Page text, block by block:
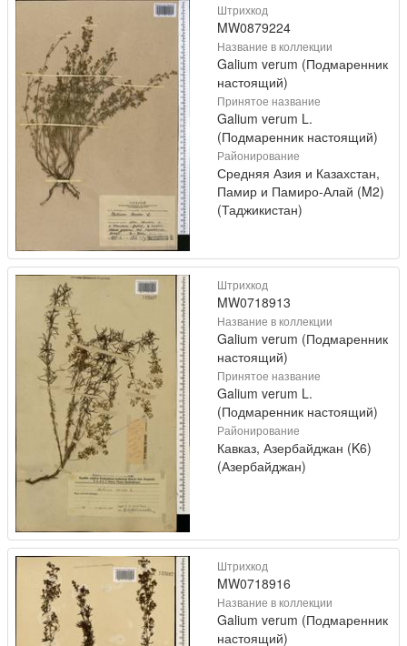
Штрихкод
MW0879224
Название в коллекции
Galium verum (Подмаренник
настоящий)
Принятое название
Galium verum L.
(Подмаренник настоящий)
Районирование
Средняя Азия и Казахстан,
Памир и Памиро-Алай (M2)
(Таджикистан)
Штрихкод
MW0718913
Название в коллекции
Galium verum (Подмаренник
настоящий)
Принятое название
Galium verum L.
(Подмаренник настоящий)
Районирование
Кавказ, Азербайджан (K6)
(Азербайджан)
Штрихкод
MW0718916
Название в коллекции
Galium verum (Подмаренник
настоящий)